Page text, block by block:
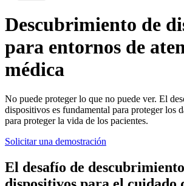
Descubrimiento de
para entornos de
médica
No puede proteger lo que no puede ver. El
dispositivos es fundamental para proteger los
para proteger la vida de los pacientes.
Solicitar una demostración
El desafío de